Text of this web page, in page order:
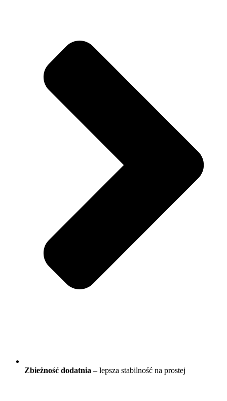
Zbieżność dodatnia – lepsza stabilność na prostej